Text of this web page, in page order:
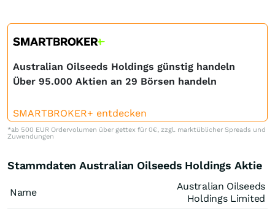
Australian Oilseeds Holdings günstig handeln
Über 95.000 Aktien an 29 Börsen handeln
SMARTBROKER+ entdecken
*ab 500 EUR Ordervolumen über gettex für 0€, zzgl. marktüblicher Spreads und
Zuwendungen
Stammdaten Australian Oilseeds Holdings Aktie
Name
Australian Oilseeds
Holdings Limited